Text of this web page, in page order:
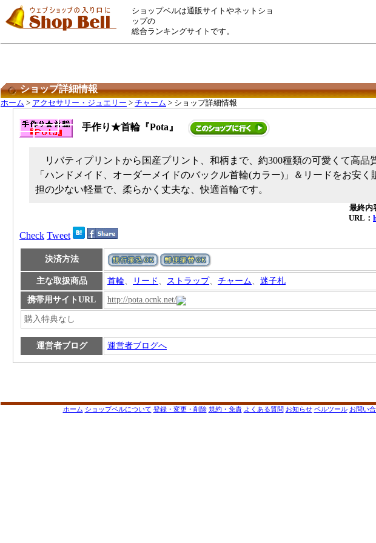
ショップベルは通販サイトやネットショ
ップの
総合ランキングサイトです。
ショップ詳細情報
ホーム > アクセサリー・ジュエリー > チャーム > ショップ詳細情報
手作り★首輪『Pota』
リバティプリントから国産プリント、和柄まで、約300種類の可愛くて高品
「ハンドメイド、オーダーメイドのバックル首輪(カラー)」＆リードをお安く
担の少ない軽量で、柔らかく丈夫な、快適首輪です。
最終内
URL：
Check Tweet
決済方法
主な取扱商品 首輪、 リード 、 ストラップ、 チャーム、 迷子札
携帯用サイトURL http://pota.ocnk.net/
購入特典なし
運営者ブログ 運営者ブログへ
ホーム ショップベルについて 登録・変更・削除 規約・免責 よくある質問 お知らせ ベルツール お問い